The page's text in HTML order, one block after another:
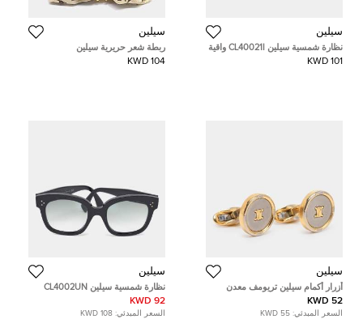
سيلين
نظارة شمسية سيلين CL40021I واقية
بمرايا زرقاء ورمادية
101 KWD
سيلين
ربطة شعر حريرية سيلين
104 KWD
سيلين
أزرار أكمام سيلين تريومف معدن
ذهبي اللون
52 KWD
السعر المبدئي: 55 KWD
سيلين
نظارة شمسية سيلين CL4002UN
فراشة 3 نقاط متدرجة سوداء
92 KWD
السعر المبدئي: 108 KWD